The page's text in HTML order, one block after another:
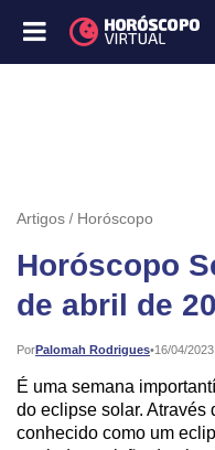
Artigos Horóscopo
Horóscopo
de abril de
PorPalomah Rodrigues•
Publicado: 16/04/
É uma semana
do eclipse solar. Através
conhecido como um